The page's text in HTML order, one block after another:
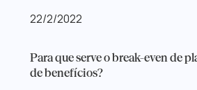
22/2/2022
Para que serve o break-even de
de benefícios?